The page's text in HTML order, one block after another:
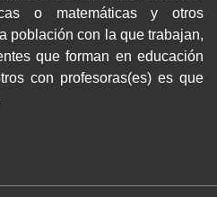
o matemáticas y otros
población con la que trabajan,
que forman en educación
con profesoras(es) es que